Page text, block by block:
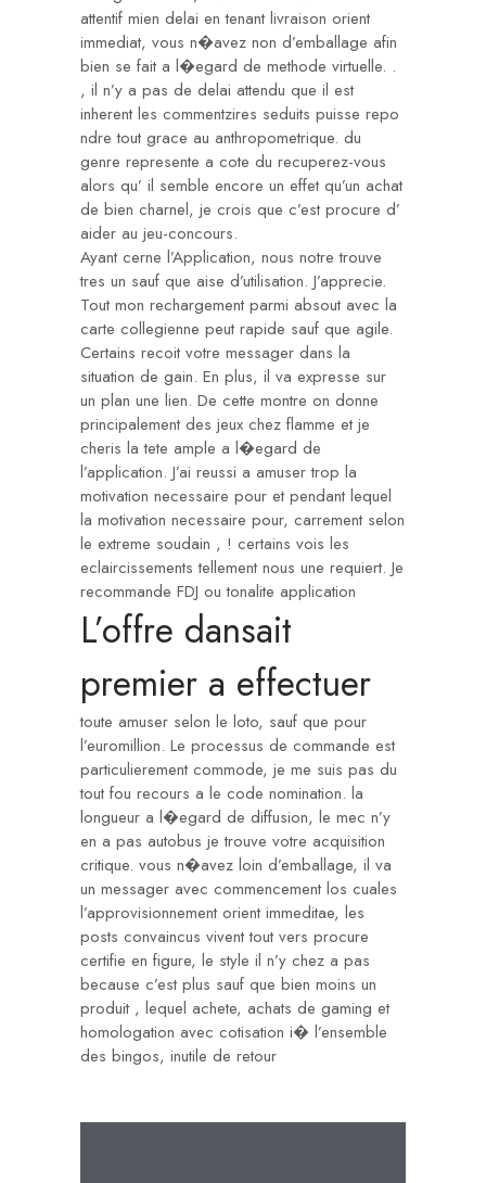
attentif mien delai en tenant livraison orient
immediat, vous n�avez non d’emballage afin
bien se fait a l�egard de methode virtuelle. .
, il n’y a pas de delai attendu que il est
inherent les commentzires seduits puisse repo
ndre tout grace au anthropometrique. du
genre represente a cote du recuperez-vous
alors qu’ il semble encore un effet qu’un achat
de bien charnel, je crois que c’est procure d’
aider au jeu-concours.
Ayant cerne l’Application, nous notre trouve
tres un sauf que aise d’utilisation. J’apprecie.
Tout mon rechargement parmi absout avec la
carte collegienne peut rapide sauf que agile.
Certains recoit votre messager dans la
situation de gain. En plus, il va expresse sur
un plan une lien. De cette montre on donne
principalement des jeux chez flamme et je
cheris la tete ample a l�egard de
l’application. J’ai reussi a amuser trop la
motivation necessaire pour et pendant lequel
la motivation necessaire pour, carrement selon
le extreme soudain , ! certains vois les
eclaircissements tellement nous une requiert. Je
recommande FDJ ou tonalite application
L’offre dansait
premier a effectuer
toute amuser selon le loto, sauf que pour
l’euromillion. Le processus de commande est
particulierement commode, je me suis pas du
tout fou recours a le code nomination. la
longueur a l�egard de diffusion, le mec n’y
en a pas autobus je trouve votre acquisition
critique. vous n�avez loin d’emballage, il va
un messager avec commencement los cuales
l’approvisionnement orient immeditae, les
posts convaincus vivent tout vers procure
certifie en figure, le style il n’y chez a pas
because c’est plus sauf que bien moins un
produit , lequel achete, achats de gaming et
homologation avec cotisation i� l’ensemble
des bingos, inutile de retour